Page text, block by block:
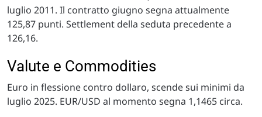
luglio 2011. Il contratto giugno segna attualmente
125,87 punti. Settlement della seduta precedente a
126,16.
Valute e Commodities
Euro in flessione contro dollaro, scende sui minimi da
luglio 2025. EUR/USD al momento segna 1,1465 circa.